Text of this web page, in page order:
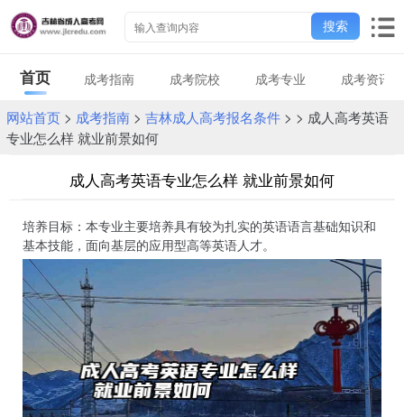
搜索
首页 成考指南 成考院校 成考专业 成考资讯
网站首页> 成考指南> 吉林成人高考报名条件> > 成人高考英语
专业怎么样 就业前景如何
成人高考英语专业怎么样 就业前景如何
培养目标：本专业主要培养具有较为扎实的英语语言基础知识和
基本技能，面向基层的应用型高等英语人才。